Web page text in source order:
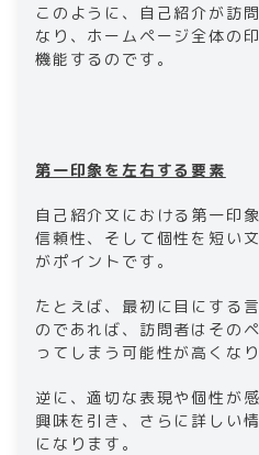
このように、自己紹介が訪
なり、ホームページ全体の
機能するのです。​
第一印象を左右する要素​
自己紹介文における第一印
信頼性、そして個性を短い
がポイントです。
たとえば、最初に目にする
のであれば、訪問者はその
ってしまう可能性が高くなり
逆に、適切な表現や個性が
興味を引き、さらに詳しい
になります。